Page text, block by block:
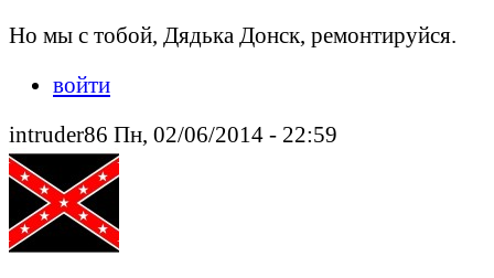
Но мы с тобой, Дядька Донск, ремонтируйся.
войти
intruder86 Пн, 02/06/2014 - 22:59